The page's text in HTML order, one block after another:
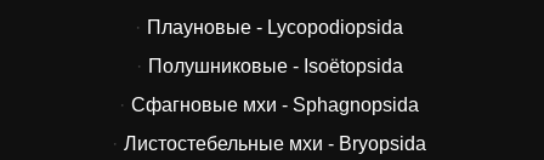
Плауновые - Lycopodiopsida
Полушниковые - Isoëtopsida
Сфагновые мхи - Sphagnopsida
Листостебельные мхи - Bryopsida